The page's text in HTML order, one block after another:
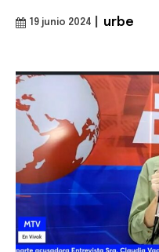
19 junio 2024 urbe